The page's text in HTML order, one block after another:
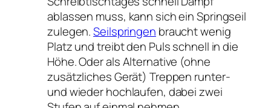
ablassen muss, kann sich ein Springseil
zulegen.Seilspringen braucht wenig
Platz und treibt den Puls schnell in die
Höhe. Oder als Alternative (ohne
zusätzliches Gerät) Treppen runter-
und wieder hochlaufen, dabei zwei